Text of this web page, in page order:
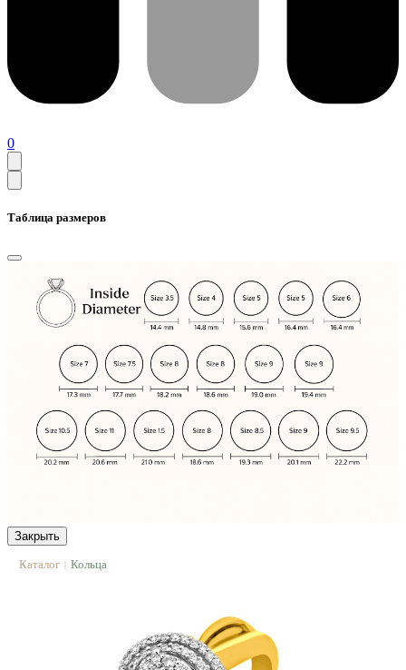
0
Таблица размеров
Закрыть
Каталог | Кольца